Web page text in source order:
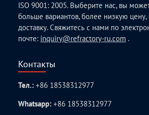
ISO 9001: 2005. Выберите нас, вы
больше вариантов, более низкую
доставку. Свяжитесь с нами по
почте: inquiry@refractory-ru.com .
Контакты
Тел.:+86 18538312977
Whatsapp:+86 18538312977